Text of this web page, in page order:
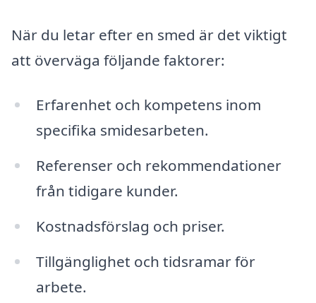
När du letar efter en smed är det viktigt
att överväga följande faktorer:
Erfarenhet och kompetens inom
specifika smidesarbeten.
Referenser och rekommendationer
från tidigare kunder.
Kostnadsförslag och priser.
Tillgänglighet och tidsramar för
arbete.